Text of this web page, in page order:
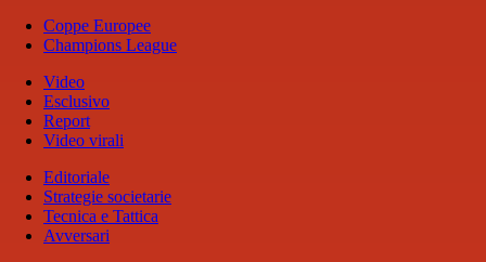
Coppe Europee
Champions League
Video
Esclusivo
Report
Video virali
Editoriale
Strategie societarie
Tecnica e Tattica
Avversari